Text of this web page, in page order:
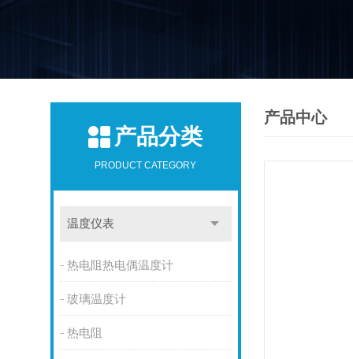
产品分类
PRODUCT CATEGORY
温度仪表
热电阻热电偶温度计
玻璃温度计
热电阻
产品中心